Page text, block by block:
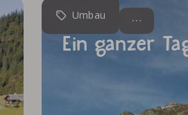
Umbau
Ein ganzer